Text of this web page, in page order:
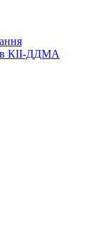
КІІ-ДДМА